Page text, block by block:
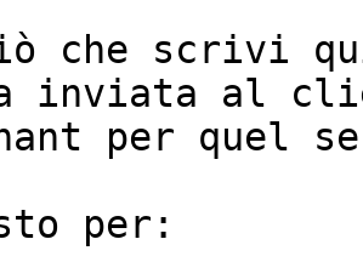
che scrivi
inviata al
per quel
per: